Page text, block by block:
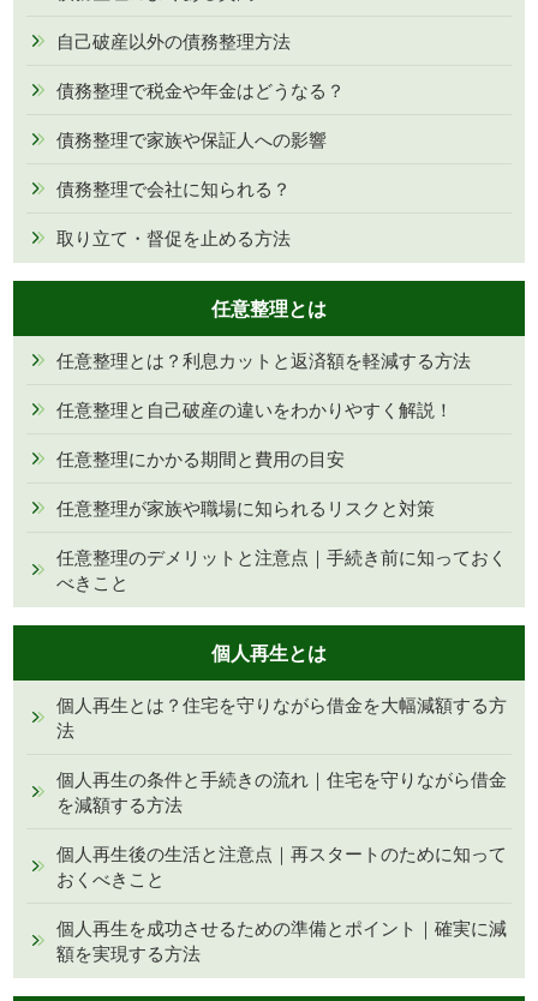
自己破産以外の債務整理方法
債務整理で税金や年金はどうなる？
債務整理で家族や保証人への影響
債務整理で会社に知られる？
取り立て・督促を止める方法
任意整理とは
任意整理とは？利息カットと返済額を軽減する方法
任意整理と自己破産の違いをわかりやすく解説！
任意整理にかかる期間と費用の目安
任意整理が家族や職場に知られるリスクと対策
任意整理のデメリットと注意点｜手続き前に知っておく
べきこと
個人再生とは
個人再生とは？住宅を守りながら借金を大幅減額する方
法
個人再生の条件と手続きの流れ｜住宅を守りながら借金
を減額する方法
個人再生後の生活と注意点｜再スタートのために知って
おくべきこと
個人再生を成功させるための準備とポイント｜確実に減
額を実現する方法